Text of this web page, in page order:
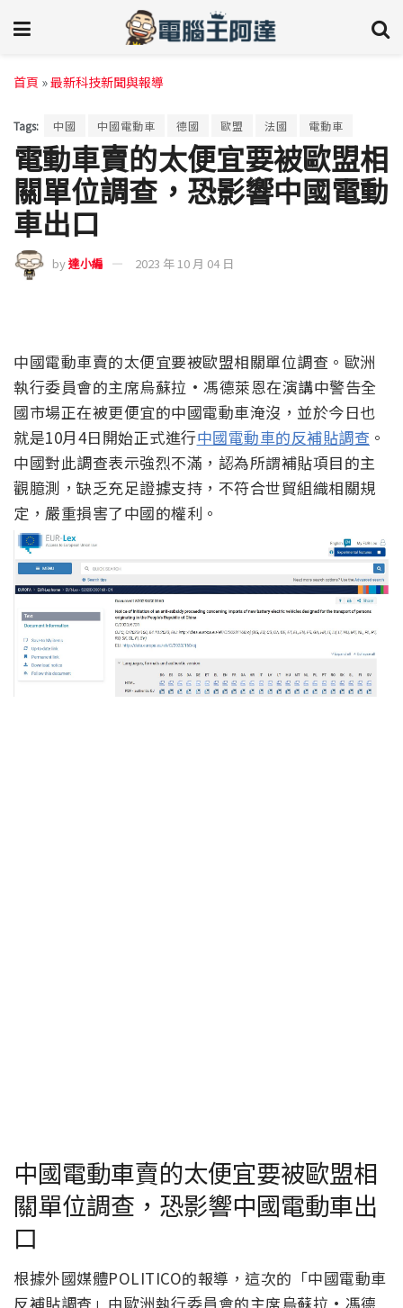
首頁 »最新科技新聞與報導
Tags: 中國 中國電動車 德國 歐盟 法國 電動車
電動車賣的太便宜要被歐盟相
關單位調查，恐影響中國電動
車出口
by達小編 2023 年 10 月 04 日
中國電動車賣的太便宜要被歐盟相關單位調查。歐洲
執行委員會的主席烏蘇拉·馮德萊恩在演講中警告全
國市場正在被更便宜的中國電動車淹沒，並於今日也
就是10月4日開始正式進行中國電動車的反補貼調查 。
中國對此調查表示強烈不滿，認為所謂補貼項目的主
觀臆測，缺乏充足證據支持，不符合世貿組織相關規
定，嚴重損害了中國的權利。
中國電動車賣的太便宜要被歐盟相
關單位調查，恐影響中國電動車出
口
根據外國媒體POLITICO的報導，這次的「中國電動車
反補貼調查」由歐洲執行委員會的主席烏蘇拉·馮德